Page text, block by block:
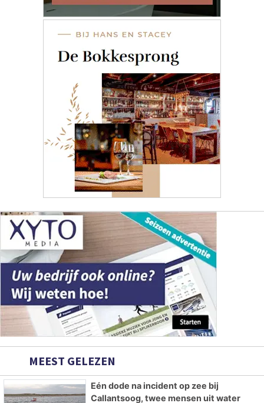
MEEST GELEZEN
Eén dode na incident op zee bij
Callantsoog, twee mensen uit water